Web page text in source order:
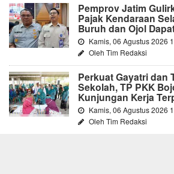
Pemprov Jatim
Pajak Kendaraan
Buruh dan Ojol
Kamis, 06 Agustus 2026
Oleh Tim Redaksi
Perkuat Gayatri dan
Sekolah, TP PKK
Kunjungan Kerja
Kamis, 06 Agustus 2026
Oleh Tim Redaksi